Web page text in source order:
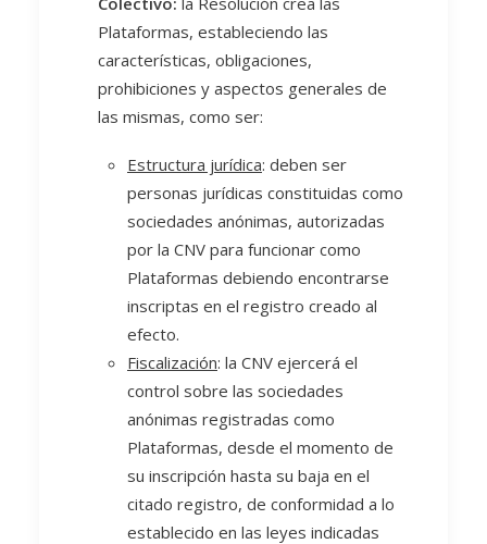
Plataformas, estableciendo las
características, obligaciones,
prohibiciones y aspectos generales de
las mismas, como ser:
Estructura jurídica: deben ser
personas jurídicas constituidas como
sociedades anónimas, autorizadas
por la CNV para funcionar como
Plataformas debiendo encontrarse
inscriptas en el registro creado al
efecto.
Fiscalización: la CNV ejercerá el
control sobre las sociedades
anónimas registradas como
Plataformas, desde el momento de
su inscripción hasta su baja en el
citado registro, de conformidad a lo
establecido en las leyes indicadas